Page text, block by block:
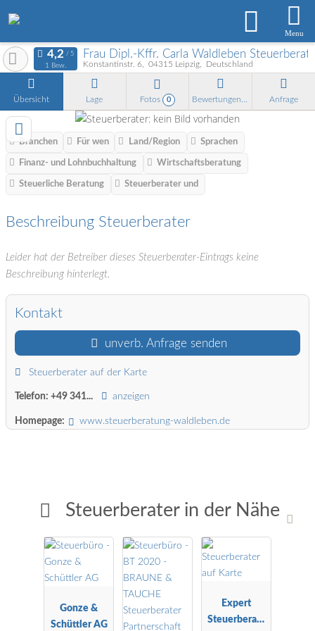
Menu
Frau Dipl.-Kffr. Carla Waldleben
Konstantinstr. 6 04315 Leipzig Deutschland
1 Bew.
Übersicht Lage Fotos 0 Anfrage
Branchen Für wen Land/Region Sprachen
Finanz- und Lohnbuchhaltung Wirtschaftsberatung
Steuerliche Beratung Steuerberater und
Beschreibung Steuerberater
Leider hat der Betreiber dieses Steuerberater-Eintrags keine
Beschreibung hinterlegt.
Kontakt
unverb. Anfrage senden
Steuerberater auf der Karte
Telefon: +49 341... anzeigen
Homepage: www.steuerberatung-waldleben.de
Steuerberater in der Nähe
Gonze &
Schüttler AG
Expert
Steuerberatu